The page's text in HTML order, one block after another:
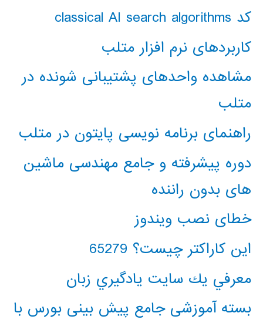
کد classical AI search algorithms
کاربردهای نرم افزار متلب
مشاهده واحدهای پشتیبانی شونده در
متلب
راهنمای برنامه نویسی پایتون در متلب
دوره پیشرفته و جامع مهندسی ماشین
های بدون راننده
خطای نصب ویندوز
این کاراکتر چیست؟ 65279
معرفي يك سايت يادگيري زبان
بسته آموزشی جامع پیش بینی بورس با